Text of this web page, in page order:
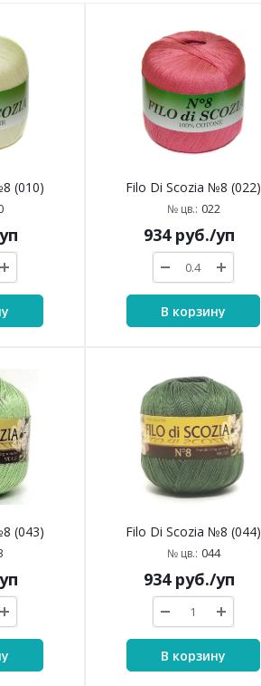
(010) Filo Di Scozia №8 (022)
№ цв.: 022
934руб./уп
В корзину
(043) Filo Di Scozia №8 (044)
№ цв.: 044
934руб./уп
В корзину